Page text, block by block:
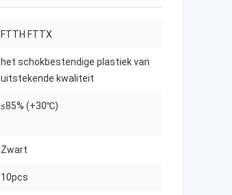
FTTH FTTX
het schokbestendige plastiek van
uitstekende kwaliteit
≤85% (+30℃)
Zwart
10pcs